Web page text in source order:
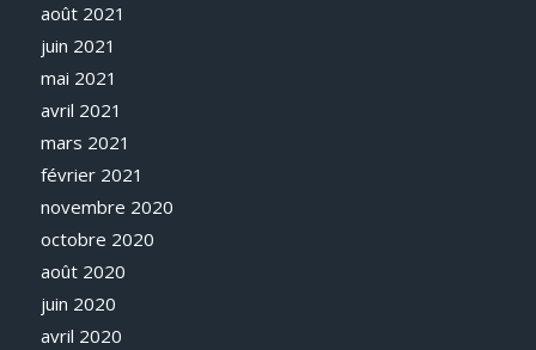
août 2021
juin 2021
mai 2021
avril 2021
mars 2021
février 2021
novembre 2020
octobre 2020
août 2020
juin 2020
avril 2020